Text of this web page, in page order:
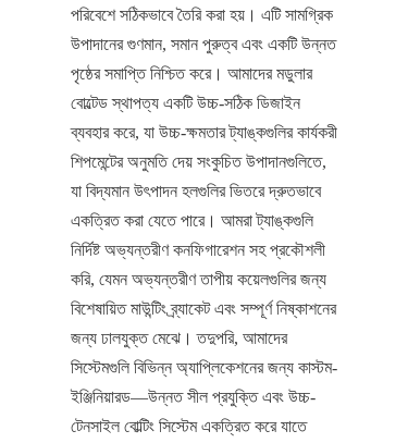
পরিবেশে সঠিকভাবে তৈরি করা হয়। এটি সামগ্রিক
উপাদানের গুণমান, সমান পুরুত্ব এবং একটি উন্নত
পৃষ্ঠের সমাপ্তি নিশ্চিত করে। আমাদের মডুলার
বোল্টেড স্থাপত্য একটি উচ্চ-সঠিক ডিজাইন
ব্যবহার করে, যা উচ্চ-ক্ষমতার ট্যাঙ্কগুলির কার্যকরী
শিপমেন্টের অনুমতি দেয় সংকুচিত উপাদানগুলিতে,
যা বিদ্যমান উৎপাদন হলগুলির ভিতরে দ্রুতভাবে
একত্রিত করা যেতে পারে। আমরা ট্যাঙ্কগুলি
নির্দিষ্ট অভ্যন্তরীণ কনফিগারেশন সহ প্রকৌশলী
করি, যেমন অভ্যন্তরীণ তাপীয় কয়েলগুলির জন্য
বিশেষায়িত মাউন্টিং ব্র্যাকেট এবং সম্পূর্ণ নিষ্কাশনের
জন্য ঢালযুক্ত মেঝে। তদুপরি, আমাদের
সিস্টেমগুলি বিভিন্ন অ্যাপ্লিকেশনের জন্য কাস্টম-
ইঞ্জিনিয়ারড—উন্নত সীল প্রযুক্তি এবং উচ্চ-
টেনসাইল বোল্টিং সিস্টেম একত্রিত করে যাতে